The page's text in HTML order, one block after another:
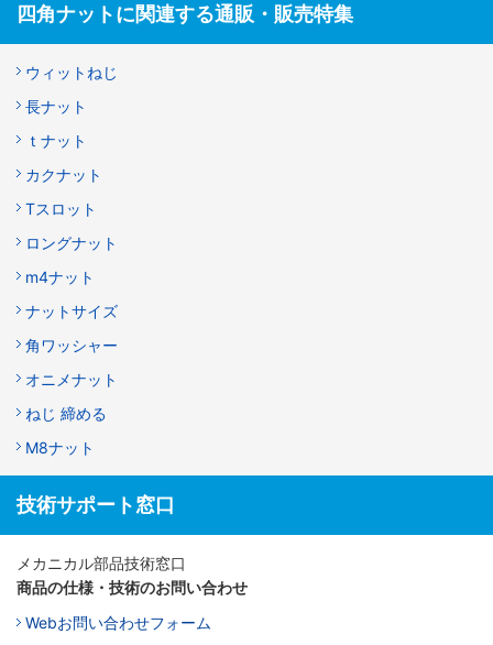
四角ナットに関連する通販・販売特集
ウィットねじ
長ナット
ｔナット
カクナット
Tスロット
ロングナット
m4ナット
ナットサイズ
角ワッシャー
オニメナット
ねじ 締める
M8ナット
技術サポート窓口
メカニカル部品技術窓口
商品の仕様・技術のお問い合わせ
Webお問い合わせフォーム